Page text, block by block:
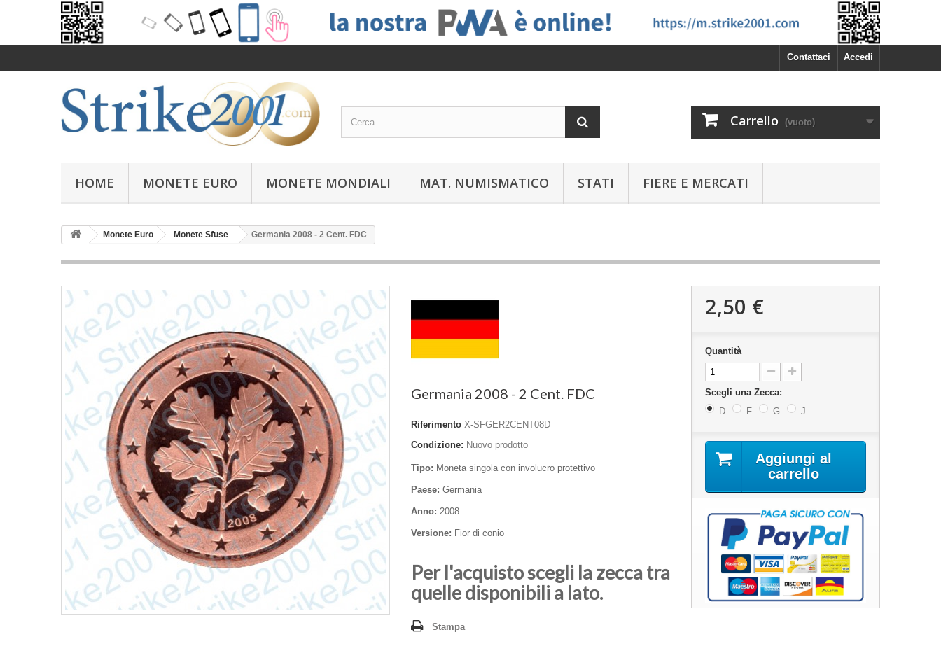
Accedi
Contattaci
Carrello (vuoto)
HOME MONETE EURO MONETE MONDIALI MAT. NUMISMATICO STATI FIERE E MERCATI
Monete Euro Monete Sfuse Germania 2008 - 2 Cent. FDC
Germania 2008 - 2 Cent. FDC
Riferimento X-SFGER2CENT08D
Condizione: Nuovo prodotto
Tipo: Moneta singola con involucro protettivo
Paese: Germania
Anno: 2008
Versione: Fior di conio
Per l'acquisto scegli la zecca tra
quelle disponibili a lato.
Stampa
2,50 €
Quantità
Scegli una Zecca:
D
F G J
Aggiungi al
carrello